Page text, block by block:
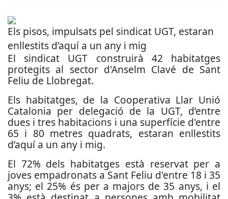
Els pisos, impulsats pel sindicat UGT, estaran
enllestits d’aquí a un any i mig
El sindicat UGT construirà 42 habitatges
protegits al sector d'Anselm Clavé de Sant
Feliu de Llobregat.
Els habitatges, de la Cooperativa Llar Unió
Catalonia per delegació de la UGT, d’entre
dues i tres habitacions i una superfície d'entre
65 i 80 metres quadrats, estaran enllestits
d’aquí a un any i mig.
El 72% dels habitatges està reservat per a
joves empadronats a Sant Feliu d'entre 18 i 35
anys; el 25% és per a majors de 35 anys, i el